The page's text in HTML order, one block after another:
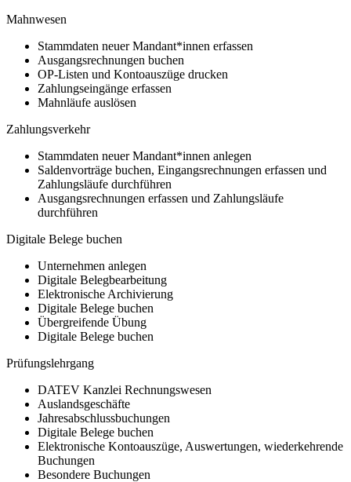
Mahnwesen
Stammdaten neuer Mandant*innen erfassen
Ausgangsrechnungen buchen
OP-Listen und Kontoauszüge drucken
Zahlungseingänge erfassen
Mahnläufe auslösen
Zahlungsverkehr
Stammdaten neuer Mandant*innen anlegen
Saldenvorträge buchen, Eingangsrechnungen erfassen und
Zahlungsläufe durchführen
Ausgangsrechnungen erfassen und Zahlungsläufe
durchführen
Digitale Belege buchen
Unternehmen anlegen
Digitale Belegbearbeitung
Elektronische Archivierung
Digitale Belege buchen
Übergreifende Übung
Digitale Belege buchen
Prüfungslehrgang
DATEV Kanzlei Rechnungswesen
Auslandsgeschäfte
Jahresabschlussbuchungen
Digitale Belege buchen
Elektronische Kontoauszüge, Auswertungen, wiederkehrende
Buchungen
Besondere Buchungen